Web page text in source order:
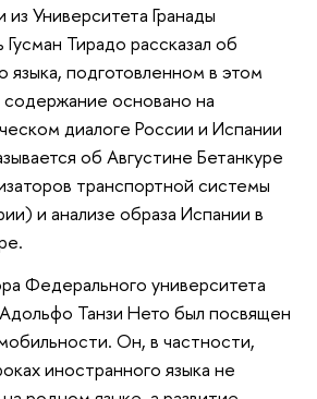
Университета Гранады
Тирадо рассказал об
языка, подготовленном в этом
содержание основано на
диалоге России и Испании
об Августине Бетанкуре
транспортной системы
и анализе образа Испании в
Федерального университета
Танзи Нето был посвящен
Он, в частности,
иностранного языка не